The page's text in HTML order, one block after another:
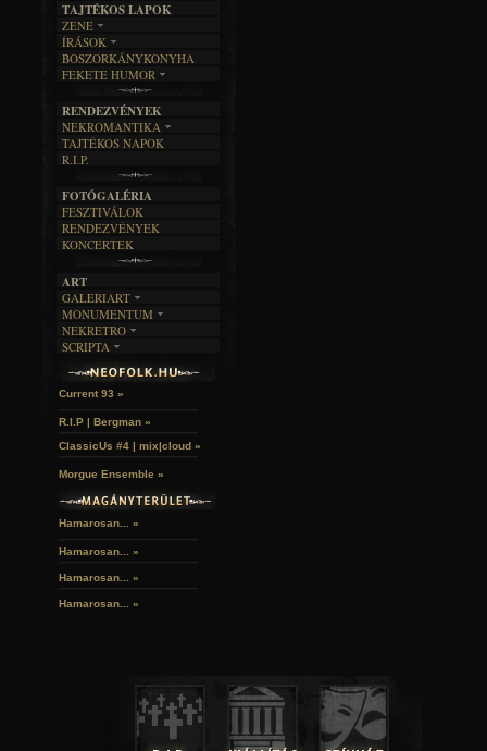
TAJTÉKOS LAPOK
ZENE
EGYÜTTESEK
INTERJÚK
FORDÍTÁSOK
DALSZÖVEGEK
ÍRÁSOK
IRODALOM
FILM
MŰVÉSZET
ÍRÁSTÖRTÉNET
BOSZORKÁNYKONYHA
FEKETE HUMOR
SZÖVEGES
RENDEZVÉNYEK
NEKROMANTIKA
AKTUÁLIS
A MÚLT
TAJTÉKOS NAPOK
R.I.P.
FOTÓGALÉRIA
FESZTIVÁLOK
RENDEZVÉNYEK
KONCERTEK
ART
GALERIART
ARTGALERI
KÉPREGÉNYEK
LAKÁSKULTS
MONUMENTUM
TEMETŐK
TEMPLOMOK
VÁRAK
HELYEK
NEKRETRO
SZUBKULT
FEKETE LYUK
RELIKVIÁK
SCRIPTA
NOVELLÁK
Current 93 »
R.I.P | Bergman »
ClassicUs #4 | mix|cloud »
Morgue Ensemble »
Hamarosan... »
Hamarosan... »
Hamarosan... »
Hamarosan... »